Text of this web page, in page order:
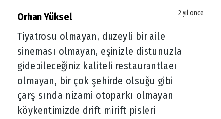
Orhan Yüksel 2 yıl önce
Tiyatrosu olmayan, duzeyli bir aile
sineması olmayan, eşinizle distunuzla
gidebileceğiniz kaliteli restaurantlaeı
olmayan, bir çok şehirde olsuğu gibi
çarşısında nizami otoparkı olmayan
köykentimizde drift mirift pisleri